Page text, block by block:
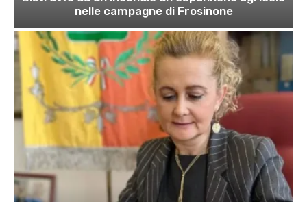
nelle campagne di Frosinone